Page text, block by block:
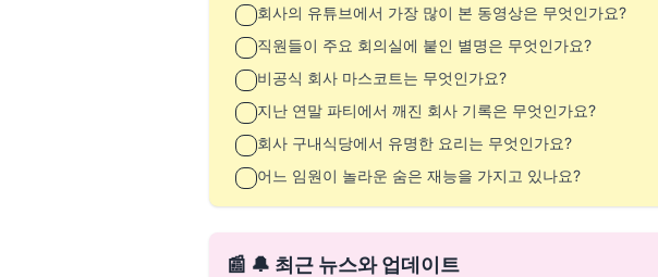
회사의 유튜브에서 가장 많이 본 동영상은 무엇인가요?
직원들이 주요 회의실에 붙인 별명은 무엇인가요?
비공식 회사 마스코트는 무엇인가요?
지난 연말 파티에서 깨진 회사 기록은 무엇인가요?
회사 구내식당에서 유명한 요리는 무엇인가요?
어느 임원이 놀라운 숨은 재능을 가지고 있나요?
📰 🔔 최근 뉴스와 업데이트